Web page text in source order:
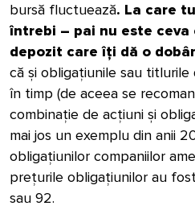
bursă fluctuează. La care
întrebi – pai nu este ceva
depozit care îți dă o
că și obligațiunile sau
în timp (de aceea se
combinație de acțiuni și
mai jos un exemplu din anii
obligațiunilor companiilor
prețurile obligațiunilor au
sau 92.